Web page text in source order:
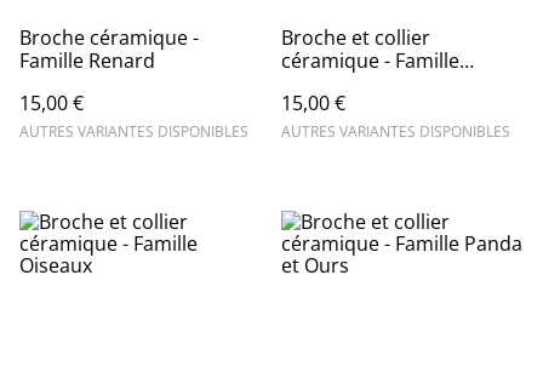
Broche céramique -
Famille Renard
15,00 €
AUTRES VARIANTES DISPONIBLES
Broche et collier
céramique - Famille
15,00 €
AUTRES VARIANTES DISPONIBLES